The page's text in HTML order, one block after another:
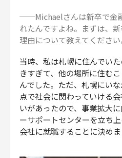
──Michaelさんは新卒で金
れたんですよね。まずは、
理由について教えてください
当時、私は札幌に住んでい
きすぎて、他の場所に住む
んでした。ただ、札幌にい
点で社会に関わっていける
いがあったので、事業拡大
ーサポートセンターを立ち
会社に就職することに決めま